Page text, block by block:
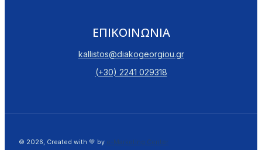
ΕΠΙΚΟΙΝΩΝΙΑ
kallistos@diakogeorgiou.gr
(+30) 2241 029318
© 2026, Created with 💚 by e-Marketing Center